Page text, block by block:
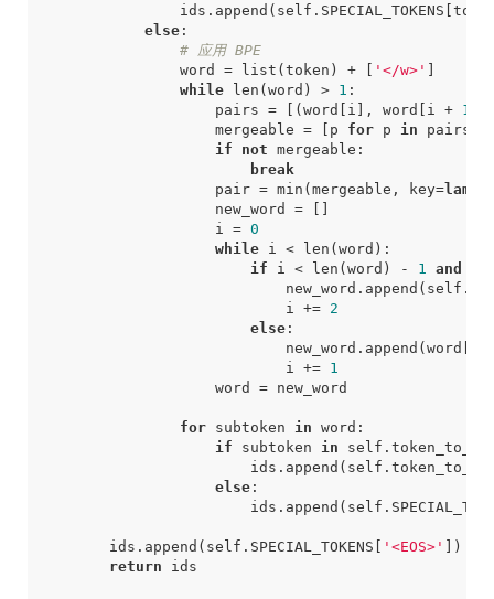
ids . append ( self . SPECIAL_TOKENS [
else:
# 应用 BPE
word
= list (token ) + [ '</w>' ]
while
len (word ) > 1 :
pairs = [(word [ i ], word [ i + 1
mergeable = [ p for p in pairs
if
not mergeable :
break
pair = min (mergeable , key=
new_word
=
[]
i
= 0
while
i < len (word ):
if
i < len (word ) - 1 and
new_word . append ( self .
i
+=
2
else:
new_word . append (word
i
+=
1
word
= new_word
for subtoken in word :
if
subtoken in self . token_to_id
ids . append ( self . token_to_id
else:
ids . append ( self .
ids . append ( self . SPECIAL_TOKENS [ '<EOS>' ])
return
ids